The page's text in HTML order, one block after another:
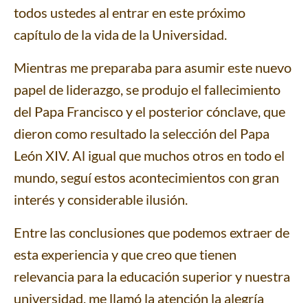
todos ustedes al entrar en este próximo
capítulo de la vida de la Universidad.
Mientras me preparaba para asumir este nuevo
papel de liderazgo, se produjo el fallecimiento
del Papa Francisco y el posterior cónclave, que
dieron como resultado la selección del Papa
León XIV. Al igual que muchos otros en todo el
mundo, seguí estos acontecimientos con gran
interés y considerable ilusión.
Entre las conclusiones que podemos extraer de
esta experiencia y que creo que tienen
relevancia para la educación superior y nuestra
universidad, me llamó la atención la alegría